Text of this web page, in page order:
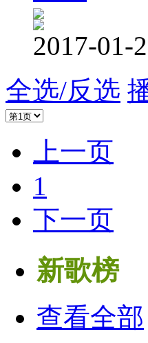
2017-01-
全选/反选
上一页
1
下一页
新歌榜
查看全部